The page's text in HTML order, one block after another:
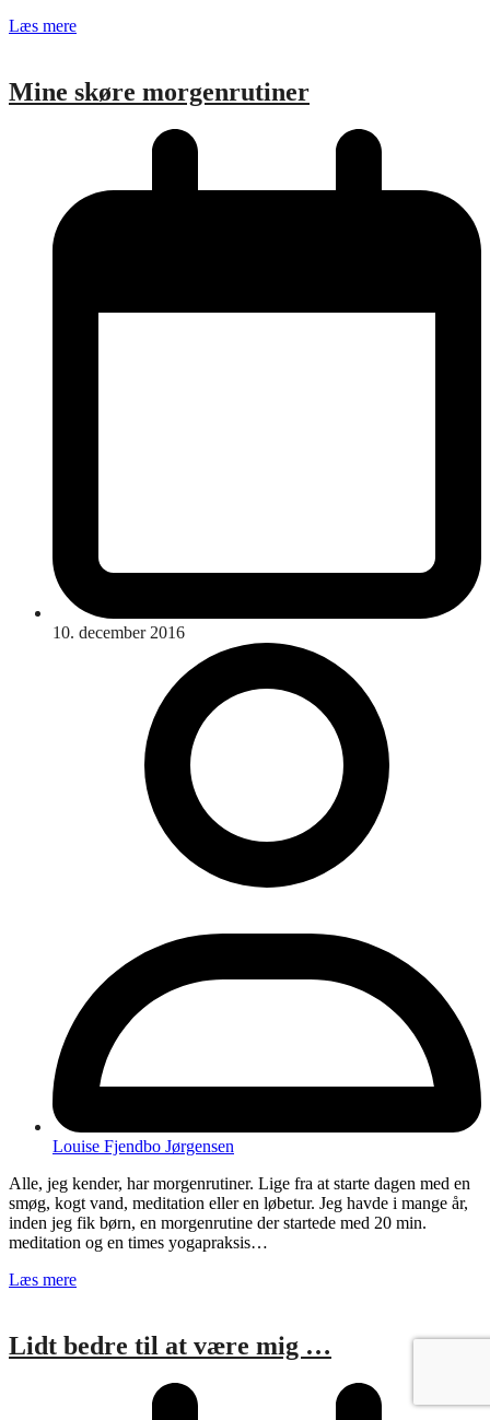
Læs mere
Mine skøre morgenrutiner
10. december 2016
Louise Fjendbo Jørgensen
Alle, jeg kender, har morgenrutiner. Lige fra at starte dagen med en
smøg, kogt vand, meditation eller en løbetur. Jeg havde i mange år,
inden jeg fik børn, en morgenrutine der startede med 20 min.
meditation og en times yogapraksis…
Læs mere
Lidt bedre til at være mig …